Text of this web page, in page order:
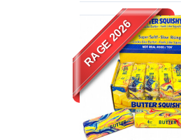
ДИСПЛЕЙ (12 бр.)
RAGE 2026